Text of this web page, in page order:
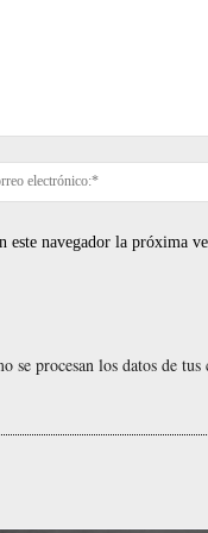
navegador la próxima
se procesan los datos de tus